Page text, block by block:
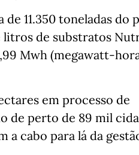
11.350 toneladas do
de substratos
Mwh (megawatt-
em processo de
de perto de 89 mil
a cabo para lá da